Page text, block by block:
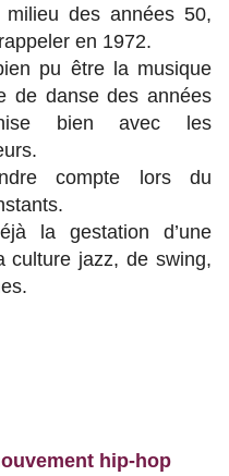
des années 50,
en 1972.
pu être la musique
de danse des années
bien avec les
compte lors du
la gestation d’une
culture jazz, de swing,
hip-hop